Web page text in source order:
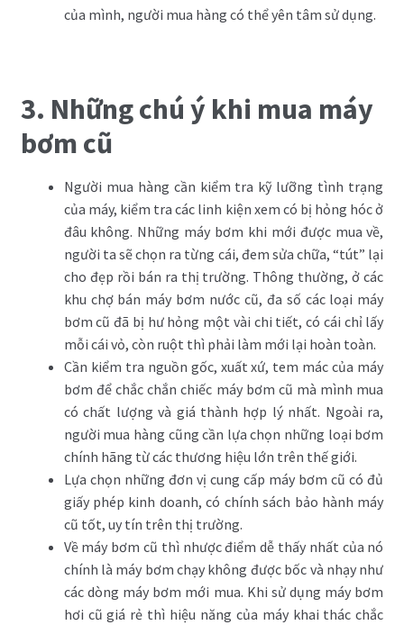
của mình, người mua hàng có thể yên tâm sử dụng.
3. Những chú ý khi mua máy
bơm cũ
Người mua hàng cần kiểm tra kỹ lưỡng tình trạng
của máy, kiểm tra các linh kiện xem có bị hỏng hóc ở
đâu không. Những máy bơm khi mới được mua về,
người ta sẽ chọn ra từng cái, đem sửa chữa, “tút” lại
cho đẹp rồi bán ra thị trường. Thông thường, ở các
khu chợ bán máy bơm nước cũ, đa số các loại máy
bơm cũ đã bị hư hỏng một vài chi tiết, có cái chỉ lấy
mỗi cái vỏ, còn ruột thì phải làm mới lại hoàn toàn.
Cần kiểm tra nguồn gốc, xuất xứ, tem mác của máy
bơm để chắc chắn chiếc máy bơm cũ mà mình mua
có chất lượng và giá thành hợp lý nhất. Ngoài ra,
người mua hàng cũng cần lựa chọn những loại bơm
chính hãng từ các thương hiệu lớn trên thế giới.
Lựa chọn những đơn vị cung cấp máy bơm cũ có đủ
giấy phép kinh doanh, có chính sách bảo hành máy
cũ tốt, uy tín trên thị trường.
Về máy bơm cũ thì nhược điểm dễ thấy nhất của nó
chính là máy bơm chạy không được bốc và nhạy như
các dòng máy bơm mới mua. Khi sử dụng máy bơm
hơi cũ giá rẻ thì hiệu năng của máy khai thác chắc